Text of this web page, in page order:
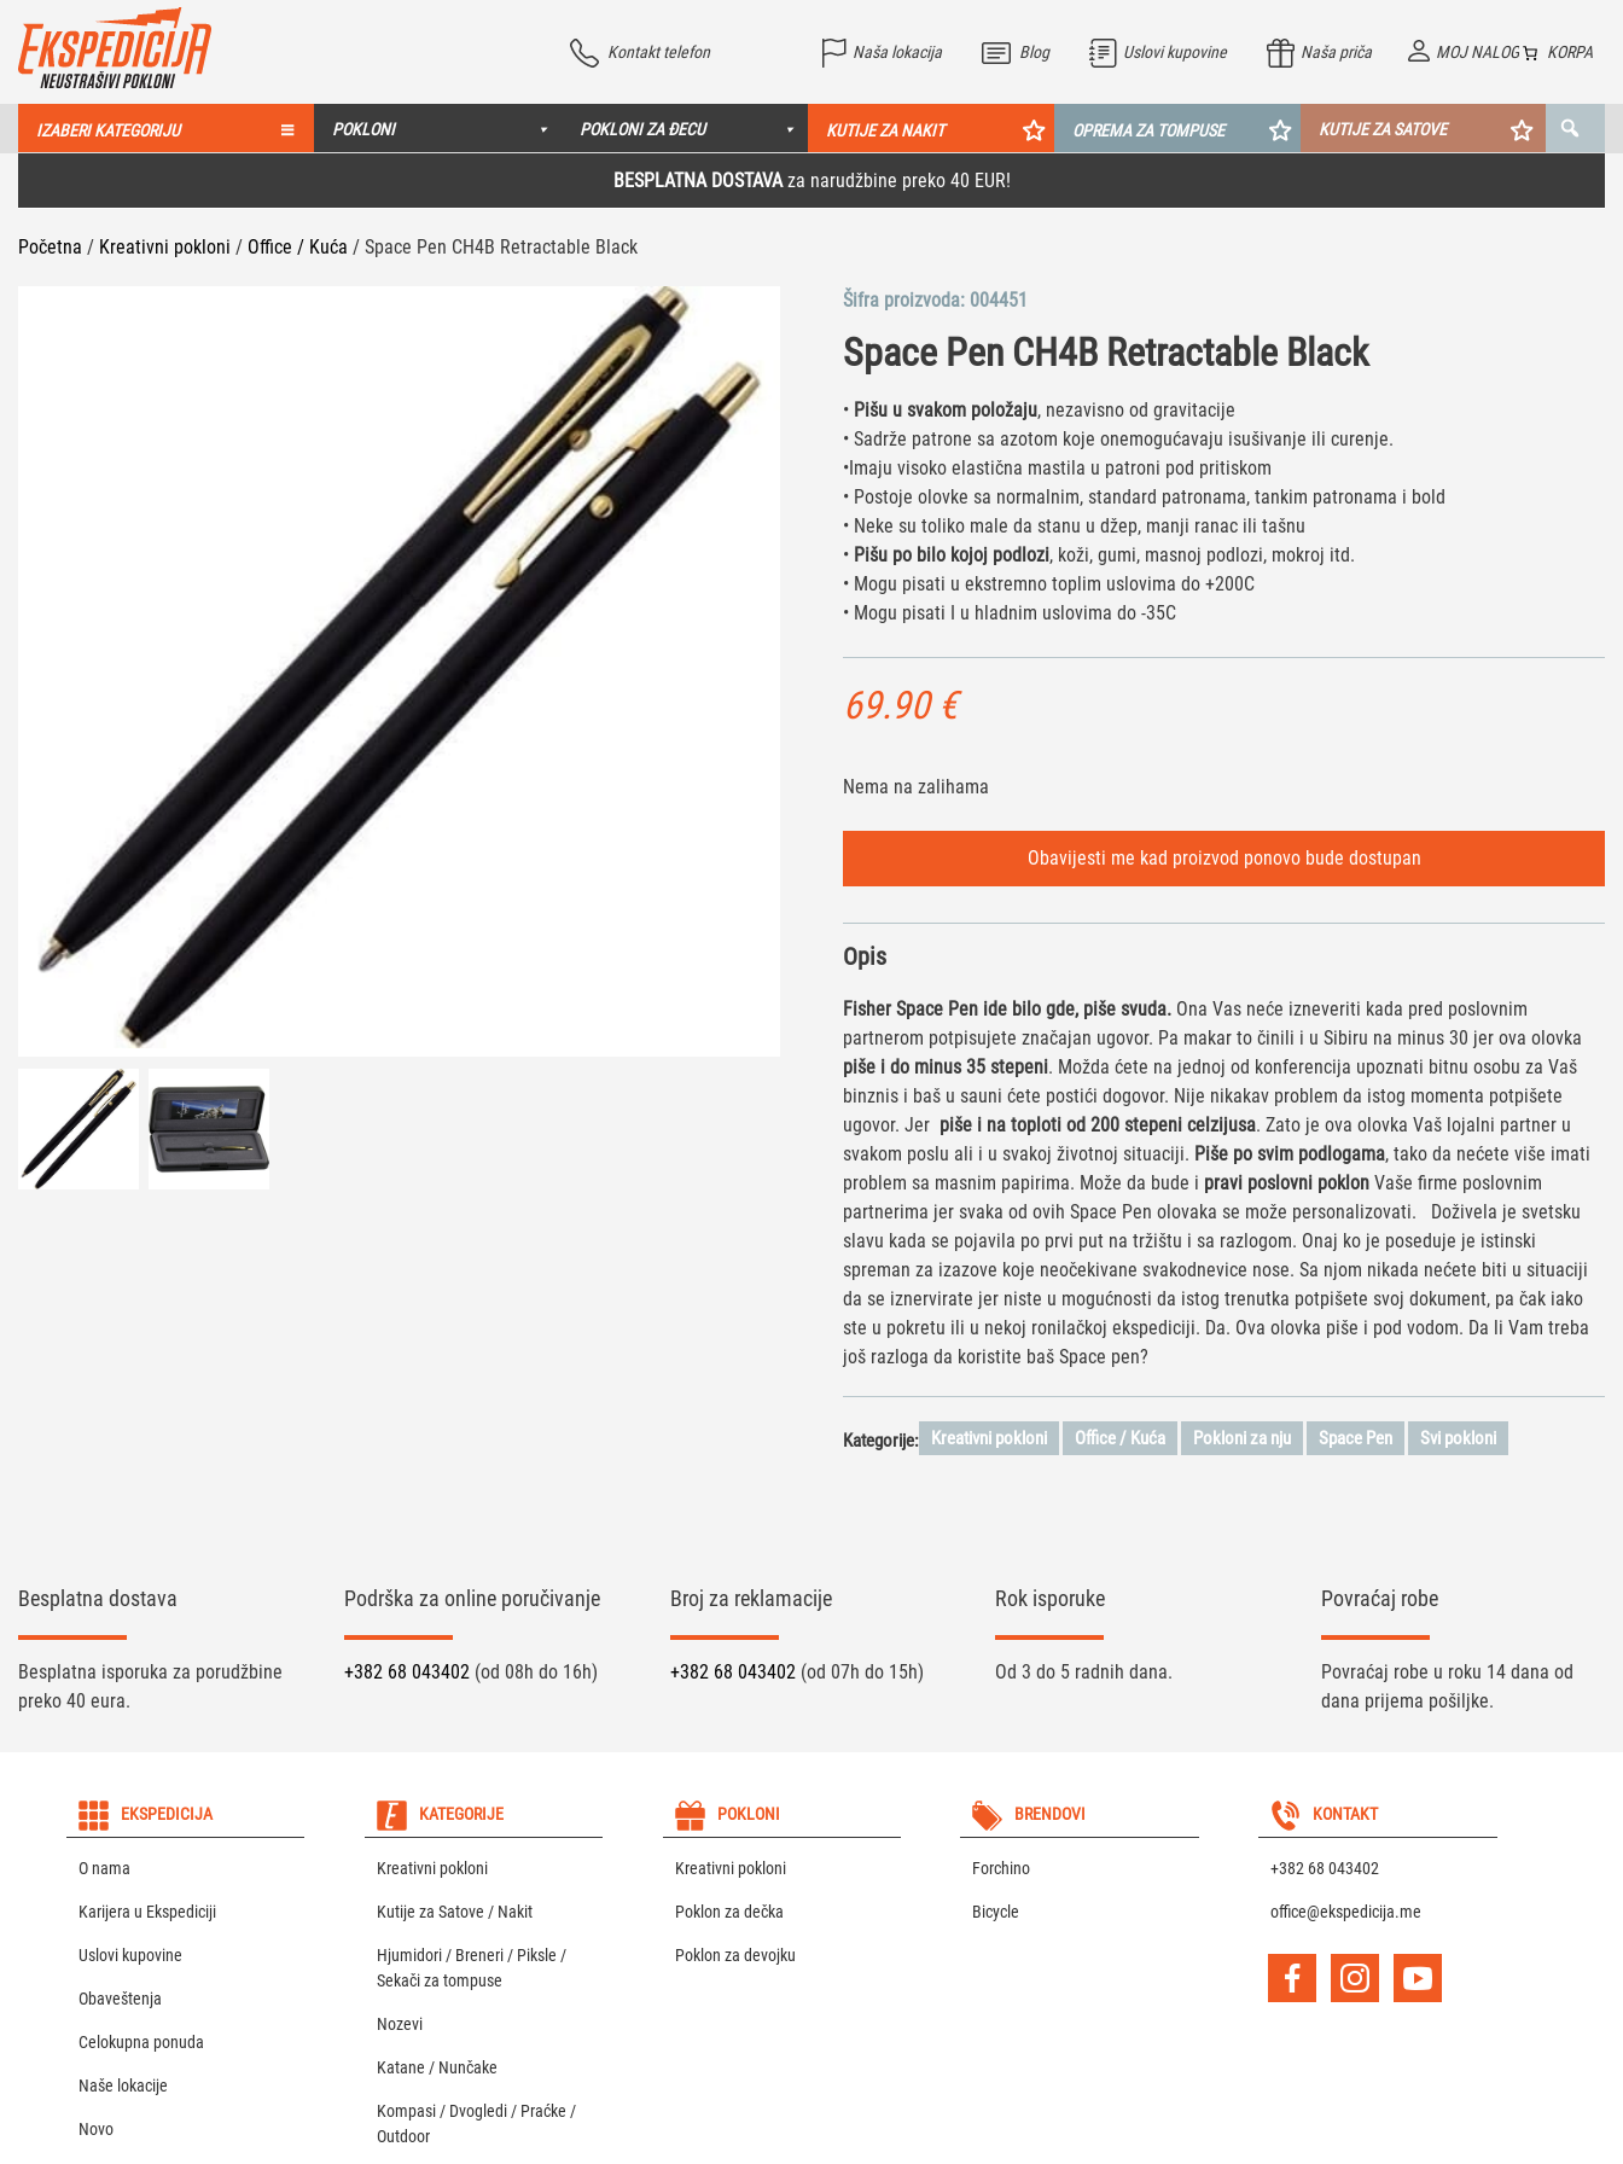
MOJ NALOG KORPA
Kontakt telefon Naša lokacija Blog Uslovi kupovine Naša priča
IZABERI KATEGORIJU POKLONI POKLONI ZA ĐECU KUTIJE ZA NAKIT OPREMA ZA TOMPUSE KUTIJE ZA SATOVE
BESPLATNA DOSTAVAza narudžbine preko 40 EUR!
Početna / Kreativni pokloni / Office / Kuća / Space Pen CH4B Retractable Black
Space Pen CH4B Retractable Black
• Pišu u svakom položaju, nezavisno od gravitacije
• Sadrže patrone sa azotom koje onemogućavaju isušivanje ili curenje.
•Imaju visoko elastična mastila u patroni pod pritiskom
• Postoje olovke sa normalnim, standard patronama, tankim patronama i bold
• Neke su toliko male da stanu u džep, manji ranac ili tašnu
• Pišu po bilo kojoj podlozi, koži, gumi, masnoj podlozi, mokroj itd.
• Mogu pisati u ekstremno toplim uslovima do +200C
• Mogu pisati I u hladnim uslovima do -35C
69.90 €
Nema na zalihama
Šifra proizvoda: 004451
Opis
Fisher Space Pen ide bilo gde, piše svuda. Ona Vas neće izneveriti kada pred poslovnim
partnerom potpisujete značajan ugovor. Pa makar to činili i u Sibiru na minus 30 jer ova olovka
piše i do minus 35 stepeni. Možda ćete na jednoj od konferencija upoznati bitnu osobu za Vaš
binznis i baš u sauni ćete postići dogovor. Nije nikakav problem da istog momenta potpišete
ugovor. Jer piše i na toploti od 200 stepeni celzijusa. Zato je ova olovka Vaš lojalni partner u
svakom poslu ali i u svakoj životnoj situaciji. Piše po svim podlogama, tako da nećete više imati
problem sa masnim papirima. Može da bude i pravi poslovni poklon Vaše firme poslovnim
partnerima jer svaka od ovih Space Pen olovaka se može personalizovati. Doživela je svetsku
slavu kada se pojavila po prvi put na tržištu i sa razlogom. Onaj ko je poseduje je istinski
spreman za izazove koje neočekivane svakodnevice nose. Sa njom nikada nećete biti u situaciji
da se iznervirate jer niste u mogućnosti da istog trenutka potpišete svoj dokument, pa čak iako
ste u pokretu ili u nekoj ronilačkoj ekspediciji. Da. Ova olovka piše i pod vodom. Da li Vam treba
još razloga da koristite baš Space pen?
Kategorije: Kreativni pokloni Office / Kuća Pokloni za nju Space Pen Svi pokloni
Besplatna dostava
Besplatna isporuka za porudžbine
preko 40 eura.
Podrška za online poručivanje
+382 68 043402 (od 08h do 16h)
Broj za reklamacije
+382 68 043402 (od 07h do 15h)
Rok isporuke
Od 3 do 5 radnih dana.
Povraćaj robe
Povraćaj robe u roku 14 dana od
dana prijema pošiljke.
EKSPEDICIJA
O nama
Karijera u Ekspediciji
Uslovi kupovine
Obaveštenja
Celokupna ponuda
Naše lokacije
Novo
KATEGORIJE
Kreativni pokloni
Kutije za Satove / Nakit
Hjumidori / Breneri / Piksle /
Sekači za tompuse
Nozevi
Katane / Nunčake
Kompasi / Dvogledi / Praćke /
Outdoor
POKLONI
Kreativni pokloni
Poklon za dečka
Poklon za devojku
BRENDOVI
Forchino
Bicycle
KONTAKT
+382 68 043402
office@ekspedicija.me